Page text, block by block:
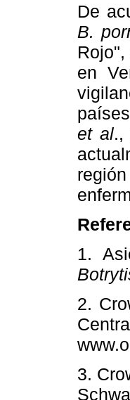
De
B.
en
et al.,
1.
2.
3.